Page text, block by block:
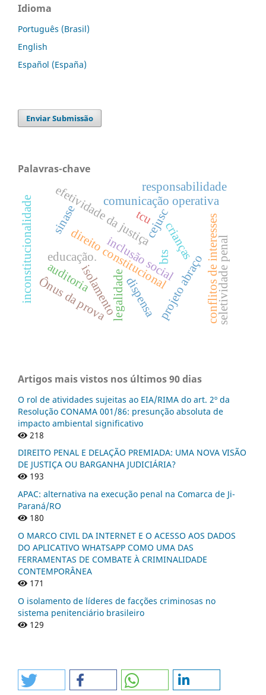
Idioma
Português (Brasil)
English
Español (España)
Enviar Submissão
Palavras-chave
direito constitucional
isolamento
inclusão social
educação. projeto abraço
efetividade da justiçacejusc conflitos de interesses
crianças
sinase
comunicação operativa
responsabilidade
Ônus da prova
inconstitucionalidade seletividade penal
bts
dispensa
legalidade
auditoria
tcu
Artigos mais vistos nos últimos 90 dias
O rol de atividades sujeitas ao EIA/RIMA do art. 2º da
Resolução CONAMA 001/86: presunção absoluta de
impacto ambiental significativo
218
DIREITO PENAL E DELAÇÃO PREMIADA: UMA NOVA VISÃO
DE JUSTIÇA OU BARGANHA JUDICIÁRIA?
193
APAC: alternativa na execução penal na Comarca de Ji-
Paraná/RO
180
O MARCO CIVIL DA INTERNET E O ACESSO AOS DADOS
DO APLICATIVO WHATSAPP COMO UMA DAS
FERRAMENTAS DE COMBATE À CRIMINALIDADE
CONTEMPORÂNEA
171
O isolamento de líderes de facções criminosas no
sistema penitenciário brasileiro
129